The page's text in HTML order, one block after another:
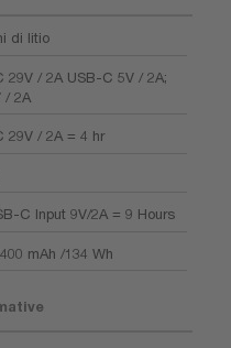
di litio
29V / 2A USB-C 5V / 2A;
/ 2A
29V / 2A = 4 hr
C Input 9V/2A = 9 Hours
mAh /134 Wh